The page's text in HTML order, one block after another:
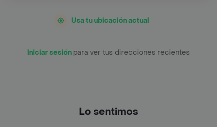
Usa tu ubicación actual
Iniciar sesión para ver tus direcciones recientes
Lo sentimos